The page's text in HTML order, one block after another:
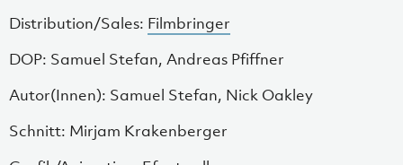
Distribution/Sales: Filmbringer
DOP: Samuel Stefan, Andreas Pfiffner
Autor(Innen): Samuel Stefan, Nick Oakley
Schnitt: Mirjam Krakenberger